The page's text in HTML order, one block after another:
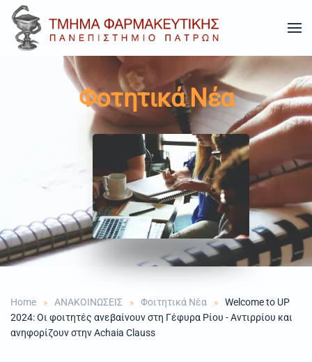
Skip to main content
Φοτητικά Νέα
Home ΑΝΑΚΟΙΝΩΣΕΙΣ Φοιτητικά Νέα
Welcome to UP
2024: Οι φοιτητές ανεβαίνουν στη Γέφυρα Ρίου - Αντιρρίου και
ανηφορίζουν στην Achaia Clauss